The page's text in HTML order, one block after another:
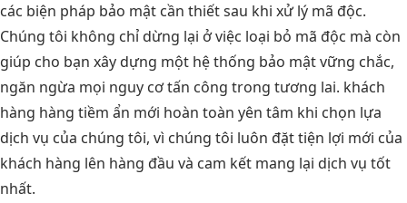
các biện pháp bảo mật cần thiết sau khi xử lý mã độc.
Chúng tôi không chỉ dừng lại ở việc loại bỏ mã độc mà còn
giúp cho bạn xây dựng một hệ thống bảo mật vững chắc,
ngăn ngừa mọi nguy cơ tấn công trong tương lai. khách
hàng hàng tiềm ẩn mới hoàn toàn yên tâm khi chọn lựa
dịch vụ của chúng tôi, vì chúng tôi luôn đặt tiện lợi mới của
khách hàng lên hàng đầu và cam kết mang lại dịch vụ tốt
nhất.